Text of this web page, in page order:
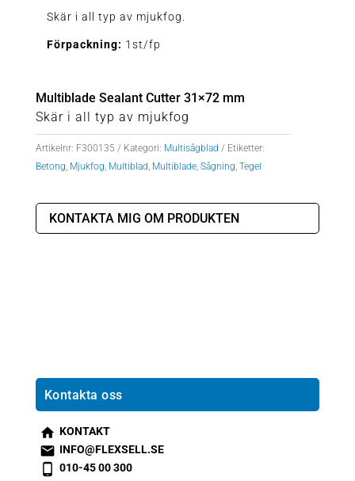
Skär i all typ av mjukfog.
Förpackning: 1st/fp
Multiblade Sealant Cutter 31×72 mm
Skär i all typ av mjukfog
Artikelnr: F300135 Kategori: Multisågblad
Etiketter:
Betong, Mjukfog, Multiblad, Multiblade, Sågning, Tegel
KONTAKTA MIG OM PRODUKTEN
Kontakta oss
s
m
KONTAKT
s
INFO@FLEXSELL.SE
010-45 00 300